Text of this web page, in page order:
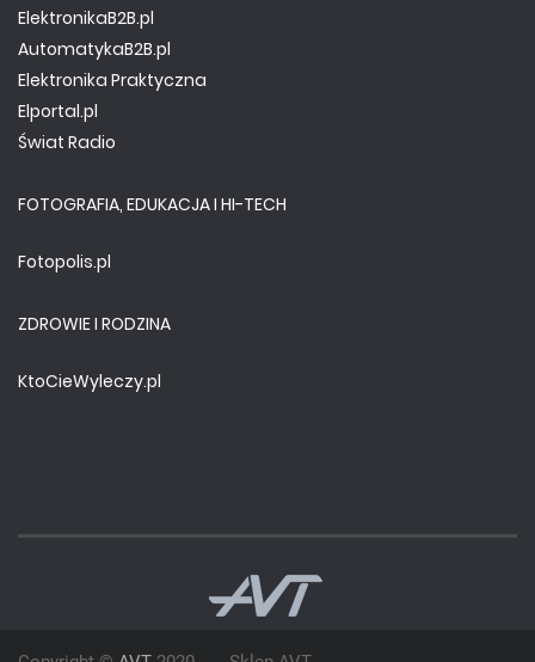
ElektronikaB2B.pl
AutomatykaB2B.pl
Elektronika Praktyczna
Elportal.pl
Świat Radio
FOTOGRAFIA, EDUKACJA I HI-TECH
Fotopolis.pl
ZDROWIE I RODZINA
KtoCieWyleczy.pl